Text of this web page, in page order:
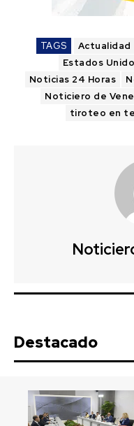
TAGS Actualidad
Estados
Noticias 24 Horas
Noticiero de
tiroteo en
Destacado